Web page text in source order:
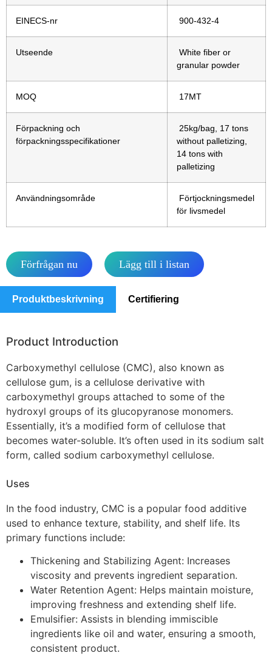
EINECS-nr 900-432-4
Utseende
White fiber or
granular powder
MOQ 17MT
Förpackning och
förpackningsspecifikationer
25kg/bag, 17 tons
without palletizing,
14 tons with
palletizing
Användningsområde
Förtjockningsmedel
för livsmedel
Förfrågan nu Lägg till i listan
Produktbeskrivning Certifiering
Product Introduction
Carboxymethyl cellulose (CMC), also known as
cellulose gum, is a cellulose derivative with
carboxymethyl groups attached to some of the
hydroxyl groups of its glucopyranose monomers.
Essentially, it’s a modified form of cellulose that
becomes water-soluble. It’s often used in its sodium salt
form, called sodium carboxymethyl cellulose.
Uses
In the food industry, CMC is a popular food additive
used to enhance texture, stability, and shelf life. Its
primary functions include:
Thickening and Stabilizing Agent: Increases
viscosity and prevents ingredient separation.
Water Retention Agent: Helps maintain moisture,
improving freshness and extending shelf life.
Emulsifier: Assists in blending immiscible
ingredients like oil and water, ensuring a smooth,
consistent product.